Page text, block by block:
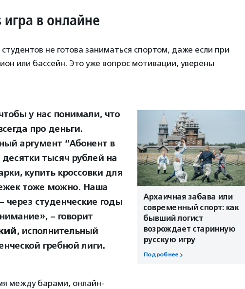
игра в онлайне
не готова заниматься спортом, даже если при
или бассейн. Это уже вопрос мотивации, уверены
Архаичная забава или
современный спорт: как
бывший логист
возрождает старинную
русскую игру
Подробнее
у нас понимали, что
про деньги.
аргумент “Абонент в
десятки тысяч рублей на
купить кроссовки для
тоже можно. Наша
через студенческие годы
– говорит
, исполнительный
гребной лиги.
между барами, онлайн-